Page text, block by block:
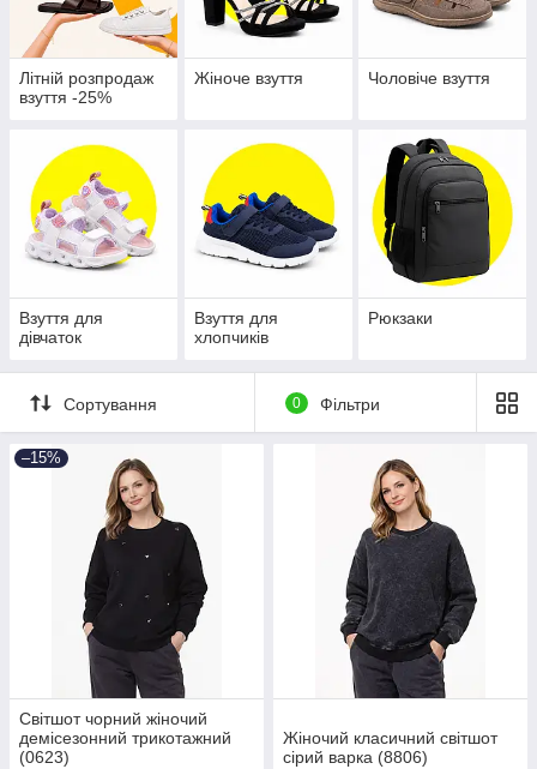
Літній розпродаж
взуття -25%
Жіноче взуття Чоловіче взуття
Взуття для
дівчаток
Взуття для
хлопчиків
Рюкзаки
Сортування 0 Фільтри
–15%
Світшот чорний жіночий
демісезонний трикотажний
(0623)
Жіночий класичний світшот
сірий варка (8806)